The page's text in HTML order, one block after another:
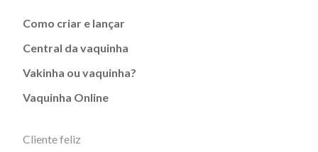
Como criar e lançar
Central da vaquinha
Vakinha ou vaquinha?
Vaquinha Online
Cliente feliz